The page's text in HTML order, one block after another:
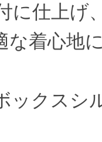
に仕上げ
な着心地
ックスシ